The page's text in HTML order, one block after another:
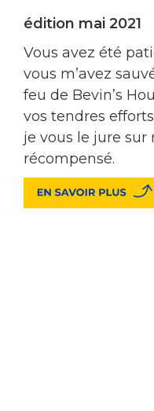
édition mai 2021
Vous avez été
vous m’avez
feu de Bevin’s
vos tendres
je vous le jure sur
récompensé.